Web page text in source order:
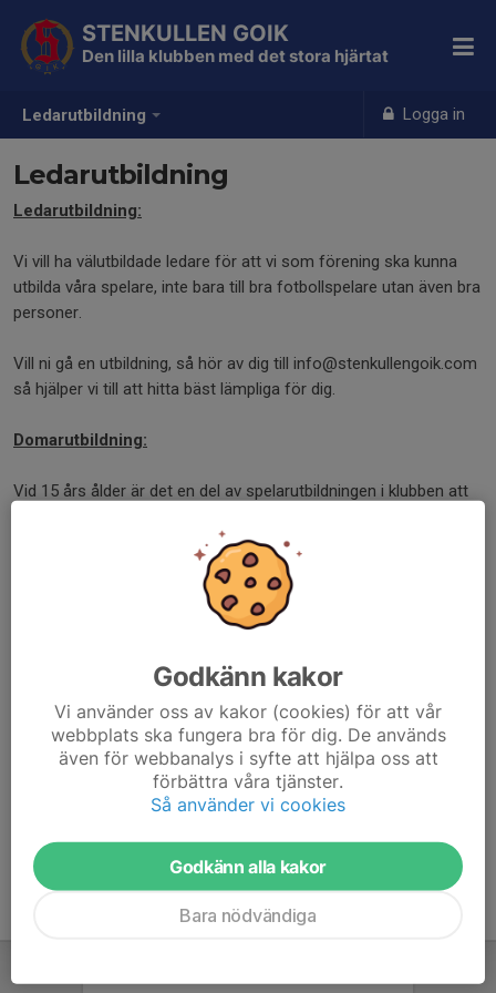
Ledarutbildning Logga in
STENKULLEN GOIK
Den lilla klubben med det stora hjärtat
Ledarutbildning
Ledarutbildning:
Vi vill ha välutbildade ledare för att vi som förening ska kunna
utbilda våra spelare, inte bara till bra fotbollspelare utan även bra
personer.
Vill ni gå en utbildning, så hör av dig till info@stenkullengoik.com
så hjälper vi till att hitta bäst lämpliga för dig.
Domarutbildning:
Vid 15 års ålder är det en del av spelarutbildningen i klubben att
Stenkullen Goik ska man kunna regelverket för att spela fotboll
samt att få en förståelse för domarens roll i matchsituationer.
Denna utbildning kommer som en kallelse till de lag som ska gå
Ledarutbildning
Domarutbildning
Godkänn kakor
Vi använder oss av kakor (cookies) för att vår
webbplats ska fungera bra för dig. De används
även för webbanalys i syfte att hjälpa oss att
förbättra våra tjänster.
Så använder vi cookies
Godkänn alla kakor
Bara nödvändiga